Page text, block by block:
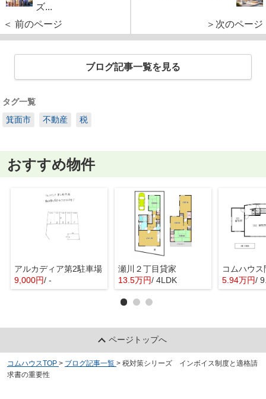
ズ...
＜ 前のページ
＞次のページ
ブログ記事一覧を見る
タグ一覧
箕面市
不動産 税
おすすめ物件
アルカディア第2駐車場
9,000円/ -
瀬川２丁目貸家
13.5万円/ 4LDK 5.94万円/
ページトップへ
コムハウスTOP > ブログ記事一覧 > 税対策シリーズ インボイス制度と適格請
求書の重要性